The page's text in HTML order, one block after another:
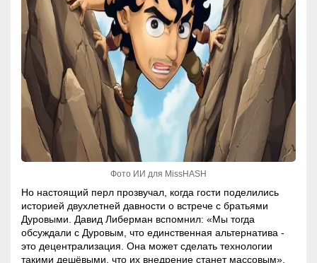
Фото ИИ для MissHASH
Но настоящий перл прозвучал, когда гости поделились
историей двухлетней давности о встрече с братьями
Дуровыми. Давид Либерман вспомнил: «Мы тогда
обсуждали с Дуровым, что единственная альтернатива -
это децентрализация. Она может сделать технологии
такими дешёвыми, что их внедрение станет массовым».